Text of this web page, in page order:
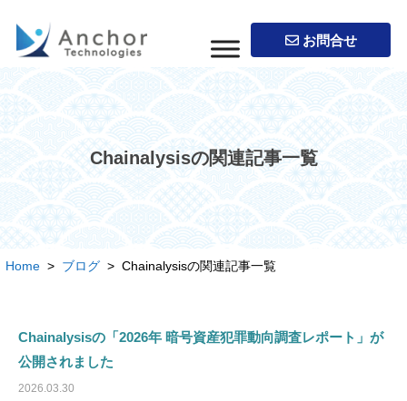
お問合せ
Chainalysisの関連記事一覧
Home > ブログ > Chainalysisの関連記事一覧
Chainalysisの「2026年 暗号資産犯罪動向調査レポート」が
公開されました
2026.03.30